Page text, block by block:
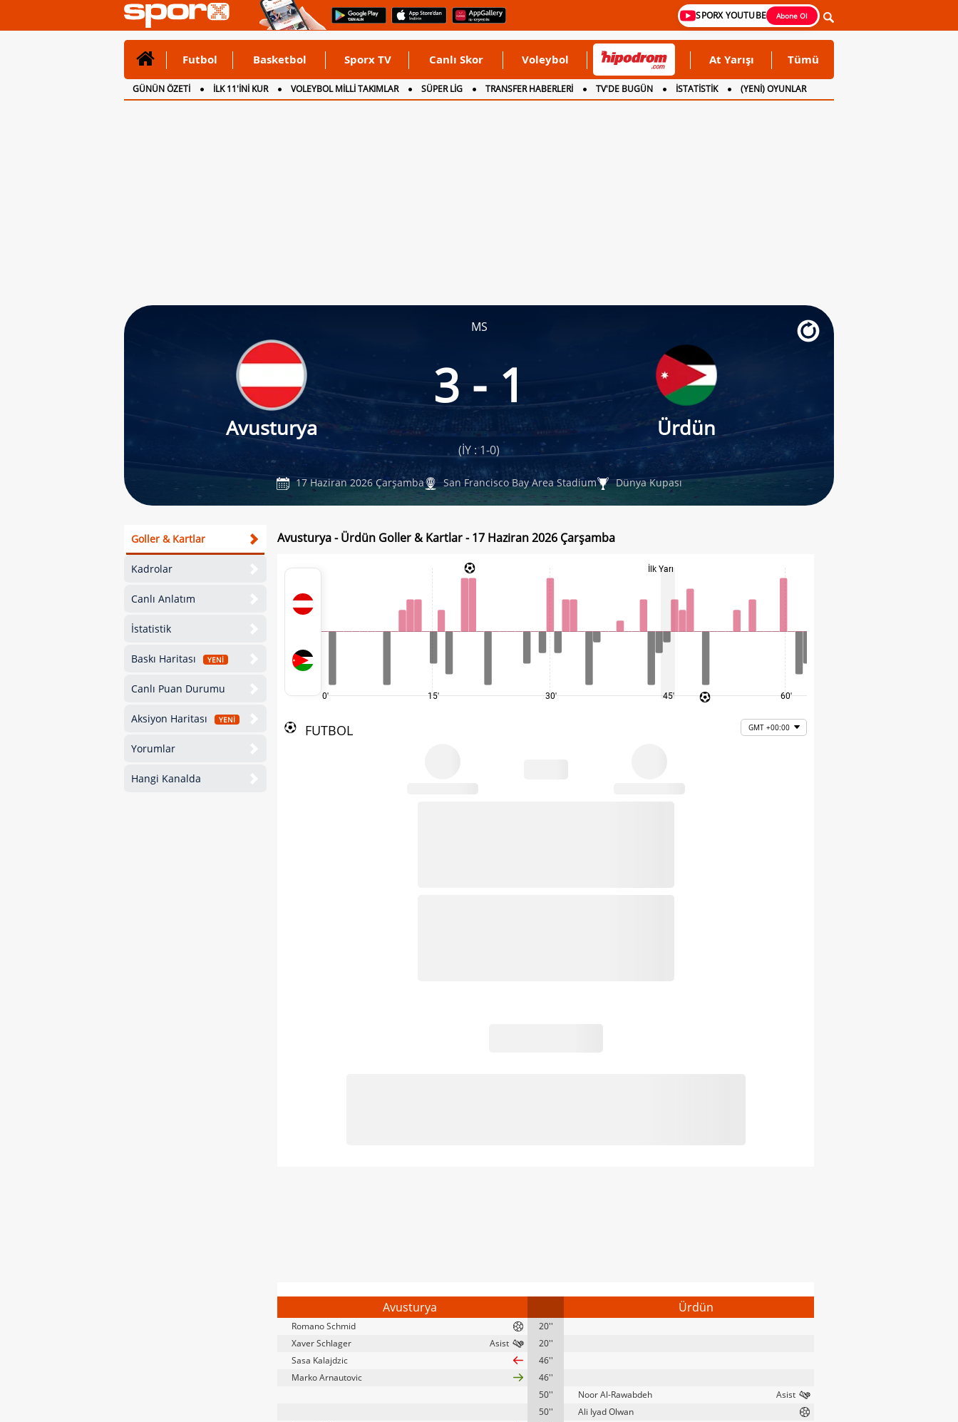
SPORX YOUTUBE Abone Ol
Futbol Basketbol Sporx TV Canlı Skor Voleybol At Yarışı Tümü
GÜNÜN ÖZETİ İLK 11'İNİ KUR VOLEYBOL MİLLİ TAKIMLAR SÜPER LİG TRANSFER HABERLERİ TV'DE BUGÜN İSTATİSTİK
(YENİ) OYUNLAR
CANLI ANLATIM
İNGİLTERE
MS
Avusturya
3 - 1
Ürdün
(İY : 1-0)
17 Haziran 2026 Çarşamba San Francisco Bay Area Stadium Dünya Kupası
Goller & Kartlar
Kadrolar
Canlı Anlatım
İstatistik
Baskı Haritası YENİ
Canlı Puan Durumu
Aksiyon Haritası YENİ
Yorumlar
Hangi Kanalda
Avusturya - Ürdün Goller & Kartlar - 17 Haziran 2026 Çarşamba
0' 15' 30'
İlk Yarı
45' 60'
FUTBOL GMT +00:00
Avusturya Ürdün
Romano Schmid
20''
Xaver Schlager
20''
Sasa Kalajdzic
46''
Marko Arnautovic
46''
50''
Noor Al-Rawabdeh
50''
Ali Iyad Olwan